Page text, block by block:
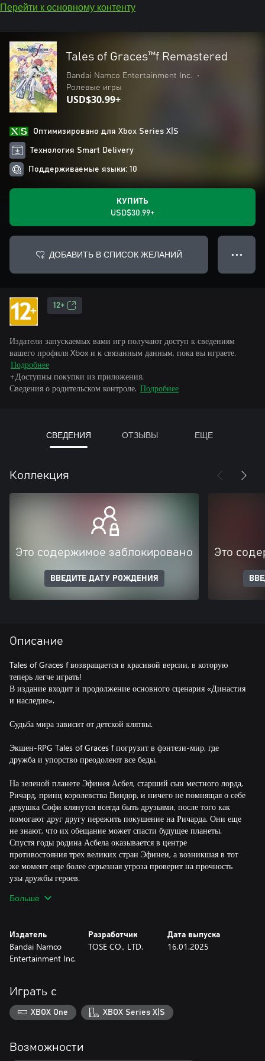
Перейти к основному контенту
Tales of Graces™f Remastered
Bandai Namco Entertainment Inc.
•
Ролевые игры
USD$30.99+
Оптимизировано для Xbox Series X|S
Технология Smart Delivery
Поддерживаемые языки: 10
КУПИТЬ
USD$30.99+
ДОБАВИТЬ В СПИСОК ЖЕЛАНИЙ ● ● ●
12+
Издатели запускаемых вами игр получают доступ к сведениям
вашего профиля Xbox и к связанным данным, пока вы играете.
Подробнее
+Доступны покупки из приложения.
Сведения о родительском контроле. Подробнее
СВЕДЕНИЯ ОТЗЫВЫ ЕЩЕ
Коллекция
Это содержимое заблокировано
ВВЕДИТЕ ДАТУ РОЖДЕНИЯ
Это
Описание
Tales of Graces f возвращается в красивой версии, в которую
теперь легче играть!
В издание входит и продолжение основного сценария «Династия
и наследие».
Судьба мира зависит от детской клятвы.
Экшен-RPG Tales of Graces f погрузит в фэнтези-мир, где
дружба и упорство преодолеют все беды.
На зеленой планете Эфинея Асбел, старший сын местного лорда,
Ричард, принц королевства Виндор, и ничего не помнящая о себе
девушка Софи клянутся всегда быть друзьями, после того как
помогают друг другу пережить покушение на Ричарда. Они еще
не знают, что их обещание может спасти будущее планеты.
Спустя годы родина Асбела оказывается в центре
противостояния трех великих стран Эфинеи, а возникшая в тот
же момент еще более серьезная угроза проверит на прочность
узы дружбы героев.
Динамичная боевая система с непрерывным движением
Вы сами выбирает сил и дальность атаки отряда, а также ее
площадь и позицию для самого эффективного удара по врагу.
В игру добавлено автосохранение, пропуск различных
элементов, возможность отключить бои в поле и подземельях, а
также другие функции.
Более 100 титулов, которые можно использовать и улучшать в
Больше
Издатель
Bandai Namco
Entertainment Inc.
Разработчик
TOSE CO., LTD.
Дата выпуска
16.01.2025
Играть с
XBOX One XBOX Series X|S
Возможности